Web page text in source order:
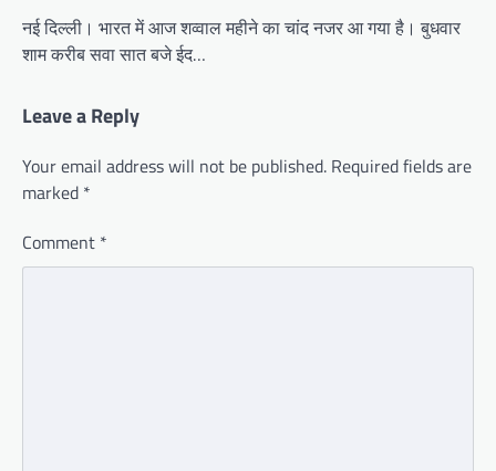
नई दिल्ली। भारत में आज शव्वाल महीने का चांद नजर आ गया है। बुधवार
शाम करीब सवा सात बजे ईद…
Leave a Reply
Your email address will not be published. Required fields are
marked *
Comment *